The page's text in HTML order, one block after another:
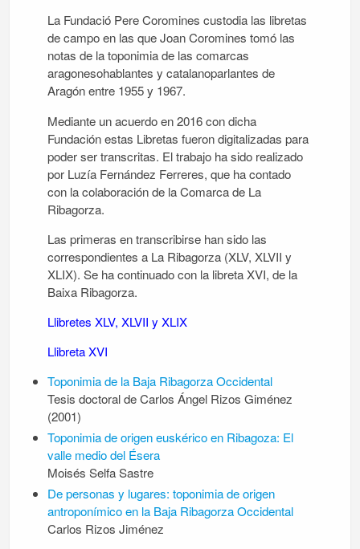
La Fundació Pere Coromines custodia las libretas
de campo en las que Joan Coromines tomó las
notas de la toponimia de las comarcas
aragonesohablantes y catalanoparlantes de
Aragón entre 1955 y 1967.
Mediante un acuerdo en 2016 con dicha
Fundación estas Libretas fueron digitalizadas para
poder ser transcritas. El trabajo ha sido realizado
por Luzía Fernández Ferreres, que ha contado
con la colaboración de la Comarca de La
Ribagorza.
Las primeras en transcribirse han sido las
correspondientes a La Ribagorza (XLV, XLVII y
XLIX). Se ha continuado con la libreta XVI, de la
Baixa Ribagorza.
Llibretes XLV, XLVII y XLIX
Llibreta XVI
Toponimia de la Baja Ribagorza Occidental
Tesis doctoral de Carlos Ángel Rizos Giménez
(2001)
Toponimia de origen euskérico en Ribagoza: El
valle medio del Ésera
Moisés Selfa Sastre
De personas y lugares: toponimia de origen
antroponímico en la Baja Ribagorza Occidental
Carlos Rizos Jiménez